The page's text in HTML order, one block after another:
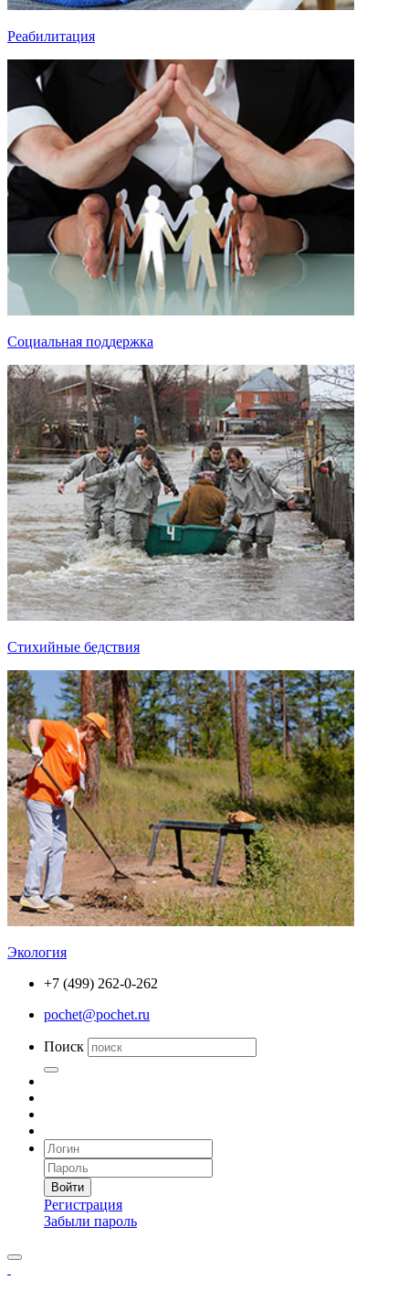
Реабилитация
Социальная поддержка
Стихийные бедствия
Экология
+7 (499) 262-0-262
pochet@pochet.ru
Поиск
Войти
Регистрация
Забыли пароль